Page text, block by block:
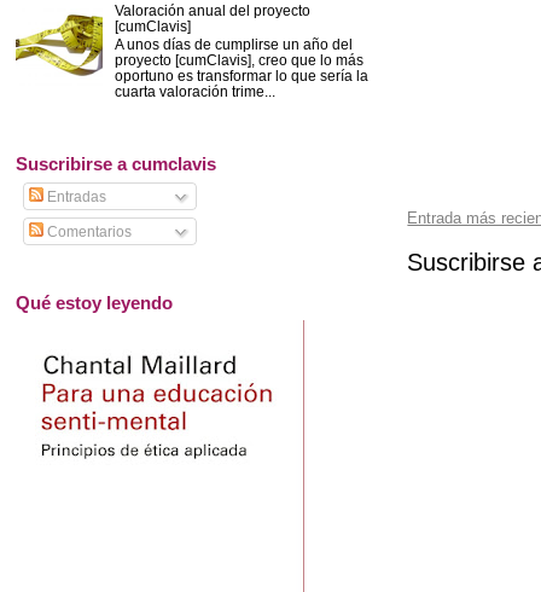
Entrada más
Suscribirse
Valoración anual del proyecto
[cumClavis]
A unos días de cumplirse un año del
proyecto [cumClavis], creo que lo más
oportuno es transformar lo que sería la
cuarta valoración trime...
Suscribirse a cumclavis
Entradas
Comentarios
Qué estoy leyendo